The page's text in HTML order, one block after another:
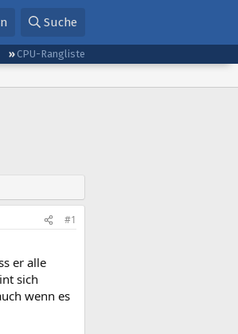
Suche
CPU-Rangliste
#1
er alle
sich
wenn es